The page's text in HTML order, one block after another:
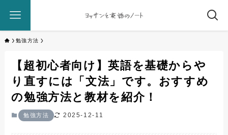
勉強方法
【超初心者向け】英語を基礎からや
り直すには「文法」です。おすすめ
の勉強方法と教材を紹介！
勉強方法 2025-12-11